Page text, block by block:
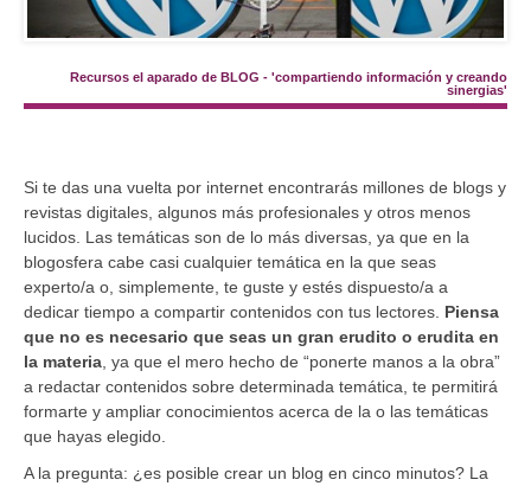
Recursos el aparado de BLOG - 'compartiendo información y creando
sinergias'
Si te das una vuelta por internet encontrarás millones de blogs y
revistas digitales, algunos más profesionales y otros menos
lucidos. Las temáticas son de lo más diversas, ya que en la
blogosfera cabe casi cualquier temática en la que seas
experto/a o, simplemente, te guste y estés dispuesto/a a
dedicar tiempo a compartir contenidos con tus lectores. Piensa
que no es necesario que seas un gran erudito o erudita en
la materia , ya que el mero hecho de “ponerte manos a la obra”
a redactar contenidos sobre determinada temática, te permitirá
formarte y ampliar conocimientos acerca de la o las temáticas
que hayas elegido.
A la pregunta: ¿es posible crear un blog en cinco minutos? La